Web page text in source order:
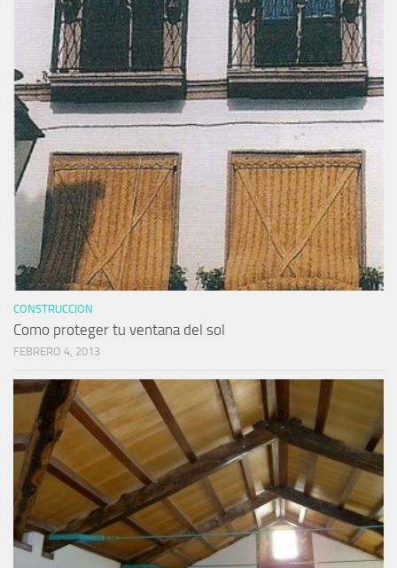
CONSTRUCCION
Como proteger tu ventana del sol
FEBRERO 4, 2013